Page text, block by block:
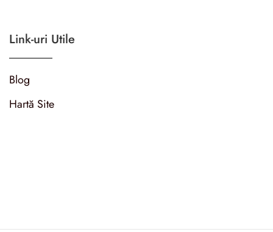
Link-uri Utile
Blog
Hartă Site